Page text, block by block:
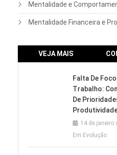
Mentalidade e
Mentalidade Financeira e
VEJA MAIS
Falta De
Trabalho:
De
14 de janeiro
Em Evolução